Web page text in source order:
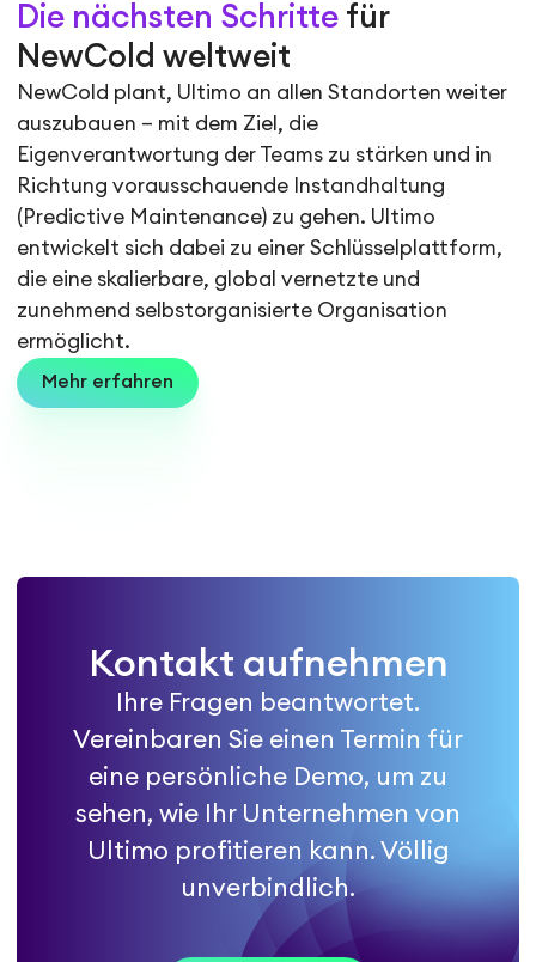
Die nächsten Schritte für
NewCold weltweit
NewCold plant, Ultimo an allen Standorten weiter
auszubauen – mit dem Ziel, die
Eigenverantwortung der Teams zu stärken und in
Richtung vorausschauende Instandhaltung
(Predictive Maintenance) zu gehen. Ultimo
entwickelt sich dabei zu einer Schlüsselplattform,
die eine skalierbare, global vernetzte und
zunehmend selbstorganisierte Organisation
ermöglicht.
Mehr erfahren
Kontakt aufnehmen
Ihre Fragen beantwortet.
Vereinbaren Sie einen Termin für
eine persönliche Demo, um zu
sehen, wie Ihr Unternehmen von
Ultimo profitieren kann. Völlig
unverbindlich.